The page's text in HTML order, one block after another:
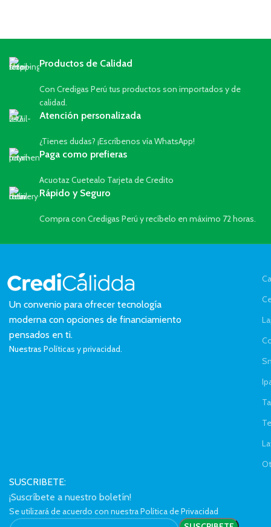
Productos de Calidad
Con Credigas Perú tus productos son importados y de
calidad.
Atención personalizada
¿Tienes dudas? ¡Escríbenos vía WhatsApp!
Paga como prefieras
Acuotaz Cuetealo Tarjeta de Credito
Rápido y Seguro
Compra con Credigas Perú y recíbelo en máximo 72 horas.
Un convenio para ofrecer tecnología
moderna con opciones de financiamiento
pensados en ti.
Nuestras Políticas y privacidad.
SUSCRIBETE:
¡Suscríbete a nuestro boletín!
Se utilizará de acuerdo con nuestra Política de Privacidad